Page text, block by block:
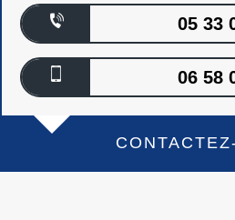
05 33
06 58